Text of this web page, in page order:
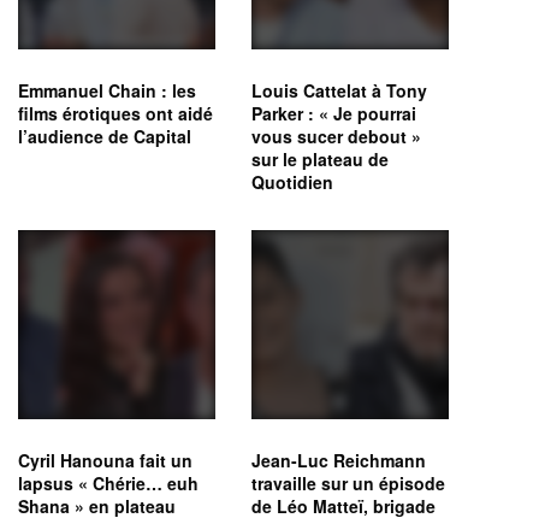
Emmanuel Chain : les
films érotiques ont aidé
l’audience de Capital
Louis Cattelat à Tony
Parker : « Je pourrai
vous sucer debout »
sur le plateau de
Quotidien
Cyril Hanouna fait un
lapsus « Chérie… euh
Shana » en plateau
Jean-Luc Reichmann
travaille sur un épisode
de Léo Matteï, brigade